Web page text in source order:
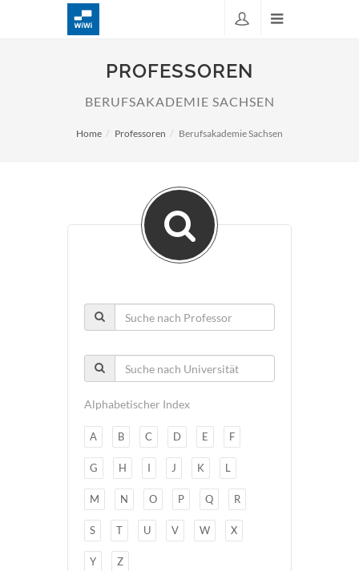
PROFESSOREN
BERUFSAKADEMIE SACHSEN
Home Professoren Berufsakademie Sachsen
Alphabetischer Index
A B C D E F
G H I J K L
M N O P Q R
S T U V W X
Y Z